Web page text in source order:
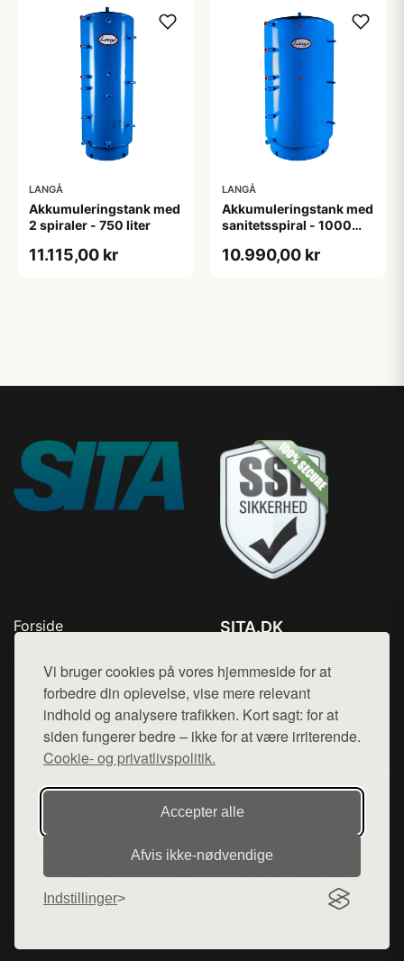
Vi bruger cookies på vores hjemmeside for at
forbedre din oplevelse, vise mere relevant
indhold og analysere trafikken. Kort sagt: for at
siden fungerer bedre – ikke for at være irriterende.
Cookie- og privatlivspolitik.
Accepter alle
Afvis ikke‑nødvendige
Indstillinger
LANGÅ
Akkumuleringstank med
2 spiraler - 750 liter
11.115,00 kr
LANGÅ
Akkumuleringstank med
sanitetsspiral - 1000
10.990,00 kr
Forside
Top Rabatter
Blog
Kontakt
SITA.DK
Mail: hej@want.dk
Cookie- og privatlivspolitik
Denne side er en del af want.dk, der udgiver en række
hjemmesider med præsentation af forskellige produkter fra
diverse webshops. Der sælges ikke varer fra denne side - vi
henviser til de shops, som sælger varen. Vi har heller ikke
varerne på lager.